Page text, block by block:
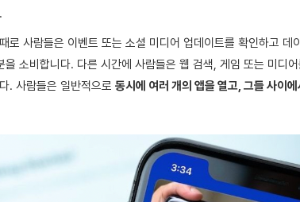
로 사람들은 이벤트 또는 소셜 미디어 업데이트를 확인하고 데
을 소비합니다. 다른 시간에 사람들은 웹 검색, 게임 또는 미디
. 사람들은 일반적으로 동시에 여러 개의 앱을 열고, 그들 사이